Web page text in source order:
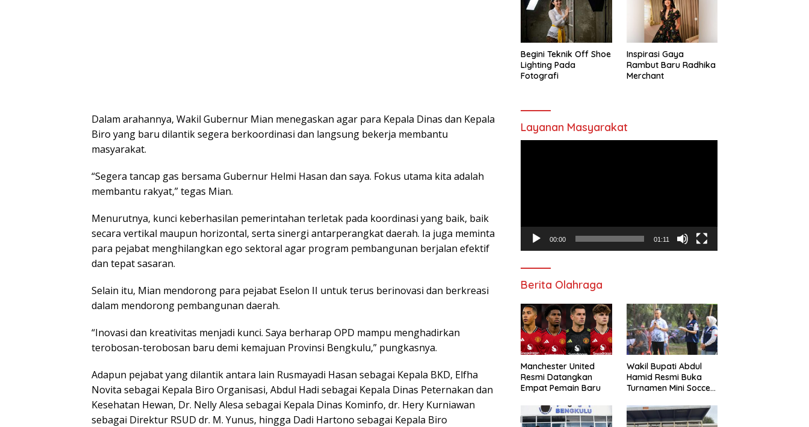
Dalam arahannya, Wakil Gubernur Mian menegaskan agar para Kepala Dinas dan Kepala
Biro yang baru dilantik segera berkoordinasi dan langsung bekerja membantu
masyarakat.
“Segera tancap gas bersama Gubernur Helmi Hasan dan saya. Fokus utama kita adalah
membantu rakyat,” tegas Mian.
Menurutnya, kunci keberhasilan pemerintahan terletak pada koordinasi yang baik, baik
secara vertikal maupun horizontal, serta sinergi antarperangkat daerah. Ia juga meminta
para pejabat menghilangkan ego sektoral agar program pembangunan berjalan efektif
dan tepat sasaran.
Selain itu, Mian mendorong para pejabat Eselon II untuk terus berinovasi dan berkreasi
dalam mendorong pembangunan daerah.
“Inovasi dan kreativitas menjadi kunci. Saya berharap OPD mampu menghadirkan
terobosan-terobosan baru demi kemajuan Provinsi Bengkulu,” pungkasnya.
Adapun pejabat yang dilantik antara lain Rusmayadi Hasan sebagai Kepala BKD, Elfha
Novita sebagai Kepala Biro Organisasi, Abdul Hadi sebagai Kepala Dinas Peternakan dan
Kesehatan Hewan, Dr. Nelly Alesa sebagai Kepala Dinas Kominfo, dr. Hery Kurniawan
sebagai Direktur RSUD dr. M. Yunus, hingga Dadi Hartono sebagai Kepala Biro
Begini Teknik Off Shoe
Lighting Pada
Fotografi
Inspirasi Gaya
Rambut Baru Radhika
Merchant
Layanan Masyarakat
00:00 01:11
Berita Olahraga
Manchester United
Resmi Datangkan
Empat Pemain Baru
Wakil Bupati Abdul
Hamid Resmi Buka
Turnamen Mini Soccer